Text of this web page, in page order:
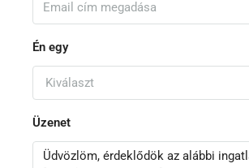
Én egy
Kiválaszt
Üzenet